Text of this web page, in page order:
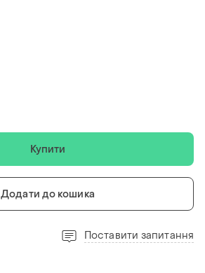
Купити
Додати до кошика
Поставити запитання